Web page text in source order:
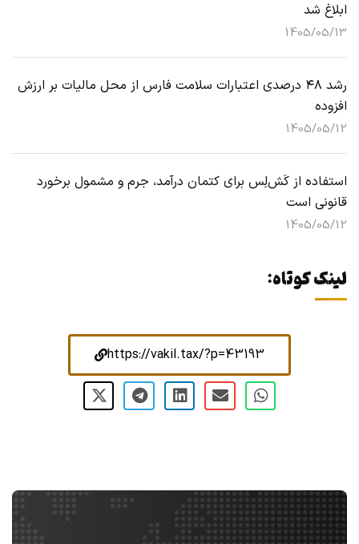
ابلاغ شد
1405/05/13
رشد ۴۸ درصدی اعتبارات سلامت فارس از محل مالیات بر ارزش
افزوده
1405/05/12
استفاده از کَش‌لِس برای کتمان درآمد، جرم و مشمول برخورد
قانونی است
1405/05/12
لینک کوتاه:
https://vakil.tax/?p=43193